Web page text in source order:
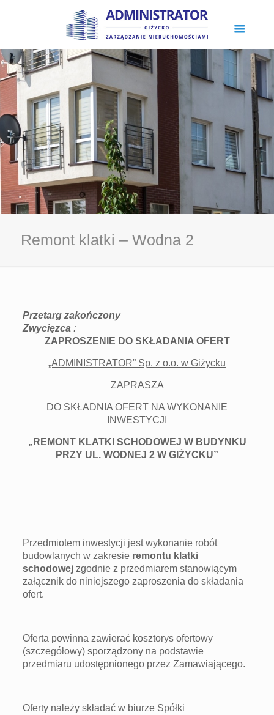
Remont klatki – Wodna 2
Przetarg zakończony
Zwycięzca :
ZAPROSZENIE DO SKŁADANIA OFERT
„ADMINISTRATOR” Sp. z o.o. w Giżycku
ZAPRASZA
DO SKŁADNIA OFERT NA WYKONANIE
INWESTYCJI
„REMONT KLATKI SCHODOWEJ W BUDYNKU
PRZY UL. WODNEJ 2 W GIŻYCKU”
Przedmiotem inwestycji jest wykonanie robót
budowlanych w zakresie remontu klatki
schodowej zgodnie z przedmiarem stanowiącym
załącznik do niniejszego zaproszenia do składania
ofert.
Oferta powinna zawierać kosztorys ofertowy
(szczegółowy) sporządzony na podstawie
przedmiaru udostępnionego przez Zamawiającego.
Oferty należy składać w biurze Spółki